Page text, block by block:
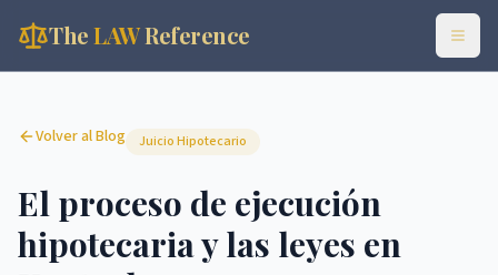
TheLAWReference
Volver al Blog Juicio Hipotecario
El proceso de ejecución
hipotecaria y las leyes en